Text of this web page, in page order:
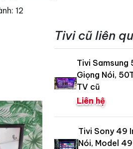
12
Tivi cũ liên
Tivi Samsung
Giọng Nói,
TV cũ
Liên hệ
Tivi Sony 49
Nói, Model